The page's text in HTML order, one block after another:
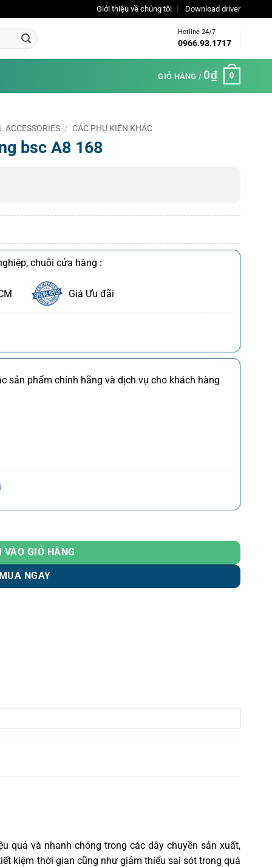
Giới thiệu về chúng tôi Download driver
Hotline 24/7
0966.93.1717
GIỎ HÀNG / 0₫ 0
ACCESSORIES / CÁC PHỤ KIỆN KHÁC
bsc A8 168
chuỗi cửa hàng :
Giá Ưu đãi
Chi tiết
Chi tiết
sản phẩm chính hãng và dịch vụ cho khách hàng
Hưng Đạo, P. Cửa Nam, Q. Hoàn Kiếm, Tp. Hà
VÀO GIỎ HÀNG
MUA NGAY
quả và nhanh chóng trong các dây chuyền sản xuất,
kiệm thời gian cũng như giảm thiểu sai sót trong quá